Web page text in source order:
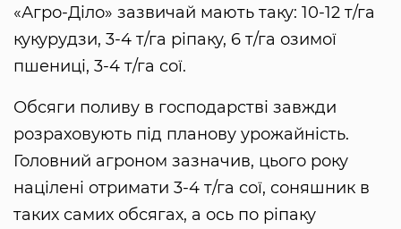
«Агро-Діло» зазвичай мають таку: 10-12 т/га
кукурудзи, 3-4 т/га ріпаку, 6 т/га озимої
пшениці, 3-4 т/га сої.
Обсяги поливу в господарстві завжди
розраховують під планову урожайність.
Головний агроном зазначив, цього року
націлені отримати 3-4 т/га сої, соняшник в
таких самих обсягах, а ось по ріпаку